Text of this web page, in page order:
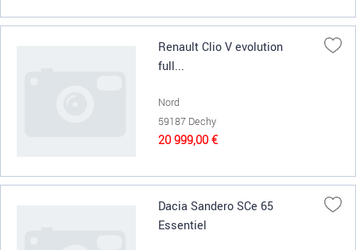
Renault Clio V evolution
full...
Nord
59187 Dechy
20 999,00 €
Dacia Sandero SCe 65
Essentiel